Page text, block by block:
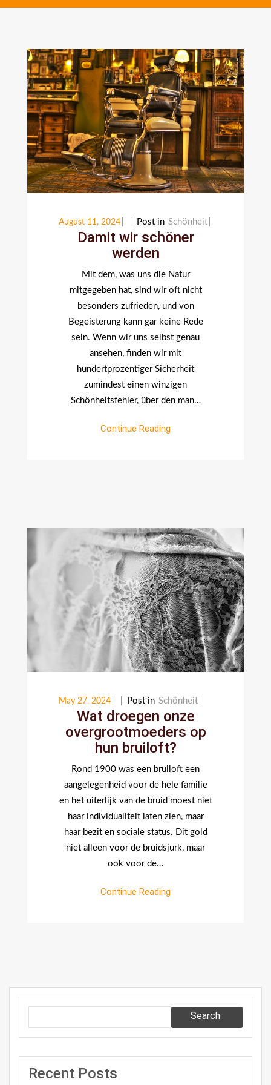
August 11, 2024 Post in Schönheit
Damit wir schöner
werden
Mit dem, was uns die Natur
mitgegeben hat, sind wir oft nicht
besonders zufrieden, und von
Begeisterung kann gar keine Rede
sein. Wenn wir uns selbst genau
ansehen, finden wir mit
hundertprozentiger Sicherheit
zumindest einen winzigen
Schönheitsfehler, über den man…
Continue Reading
May 27, 2024 Post in Schönheit
Wat droegen onze
overgrootmoeders op
hun bruiloft?
Rond 1900 was een bruiloft een
aangelegenheid voor de hele familie
en het uiterlijk van de bruid moest niet
haar individualiteit laten zien, maar
haar bezit en sociale status. Dit gold
niet alleen voor de bruidsjurk, maar
ook voor de…
Continue Reading
Search
Recent Posts